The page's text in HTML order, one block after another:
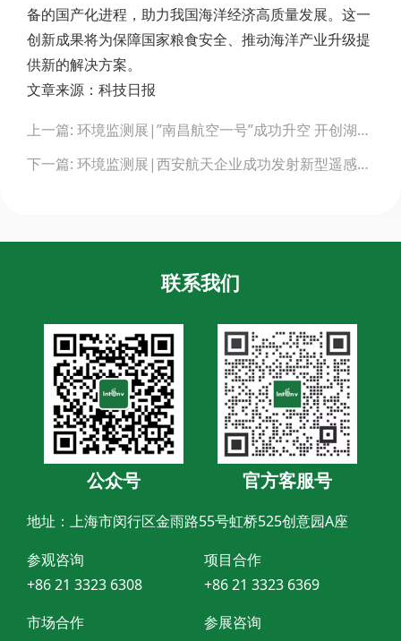
备的国产化进程，助力我国海洋经济高质量发展。这一
创新成果将为保障国家粮食安全、推动海洋产业升级提
供新的解决方案。
文章来源：科技日报
navigation
上一篇: 环境监测展|”南昌航空一号”成功升空 开创湖泊生态监测新纪元
下一篇: 环境监测展|西安航天企业成功发射新型遥感卫星
联系我们
公众号 官方客服号
地址：上海市闵行区金雨路55号虹桥525创意园A座
参观咨询
+86 21 3323 6308
项目合作
+86 21 3323 6369
市场合作
参展咨询